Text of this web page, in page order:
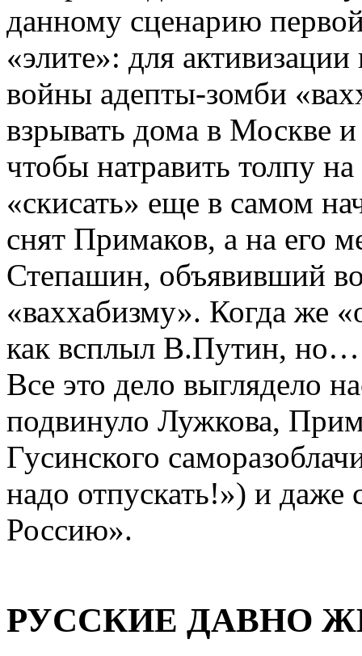
данному сценарию
«элите»: для
войны адепты-зомби
взрывать дома в Москве
чтобы натравить толпу
«скисать» еще в самом
снят Примаков, а на его
Степашин, объявивший
«ваххабизму». Когда же
как всплыл В.Путин,
Все это дело выглядело
подвинуло Лужкова,
Гусинского
надо отпускать!») и даже
Россию».
РУССКИЕ ДАВНО